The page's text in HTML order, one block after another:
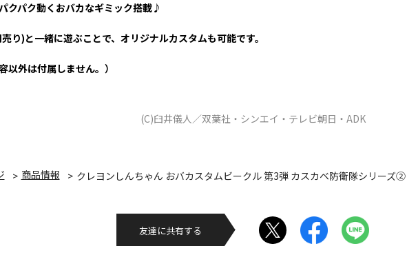
クパク動くおバカなギミック搭載♪
り)と一緒に遊ぶことで、オリジナルカスタムも可能です。
以外は付属しません。）
(C)臼井儀人／双葉社・シンエイ・テレビ朝日・ADK
商品情報 クレヨンしんちゃん おバカスタムビークル 第3弾 カスカベ防衛隊シリーズ
友達に共有する